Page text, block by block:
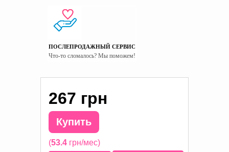
ПОСЛЕПРОДАЖНЫЙ СЕРВИС
Что-то сломалось? Мы поможем!
267 грн
Купить
(53.4 грн/мес)